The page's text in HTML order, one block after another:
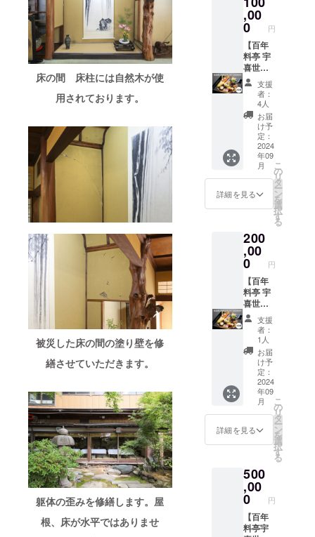
床の間 床柱には自然木が使
用されております。
被災した床の間の塗り壁を修
繕させていただきます。
躯体の歪みを修繕します。屋
根、床が水平ではありませ
合】 以
下の内
容を備
ご記載
くださ
い。 送
付先の
お名
前： 送
付先ご
住所：
送付先
電話番
号： 送
り主の
お名
前： 送
-----------
-----------
-----------
-------
事をし
たお庭
を眺め
ること
が出来
る個室
をご用
意致し
ます。
（当日
の予約
状況に
よりご
用意で
きない
場合が
ござい
ま
満のお
子様は
無料。
2〜6歳
のお子
様には
お子様
メ
ニュー
をご用
意しま
す（当
日、別
途3,000
円/人い
ただき
ます）
■ご支援
者様の
名）を
公式HP
でご紹
介させ
ていた
だきま
（法人
名）を
公式HP
でご紹
介させ
ていた
だきま
す。備
考欄へ
希望名
をご記
入くだ
さい
（辞退
される
場合は
その旨
ご記入
掲載期
間：
2024年
9月15日
から1年
間掲載
＊掲載
方法：
文字の
材料及
び添加
物等の
食品表
示はお
届け商
品のラ
ベルに
表記さ
品開封
前には
必ずお
届のリ
ターン
に貼付
す。 ■
ご支援
者様の
お名前
（法人
名）を
公式HP
でご紹
介させ
ていた
だきま
す。備
考欄へ
希望名
をご記
入くだ
さい
（辞退
その旨
ご記入
くださ
い） ＊
掲載期
間：
2024年
9月15日
から1年
間掲載
＊掲載
方法：
文字の
のリ
ターン
は、応
援プラ
ン
20,000
円、
50,000
円、
500,000
円、
,00
0 円
【百年
料亭 宇
喜世
夜会席
ご招待
プラン
Ｂ＜2名
様＞】
■心から
感謝の
気持ち
を込め
てお礼
のメー
ルを送
だきま
す。 ■
宇喜世
で
15,000
円相当
の会席
料理を2
名ご招
待。
（有効
期限
2025年
3月末
日） ＊
2024年
9月頃、
夜会席
ご招待
ていた
だきま
す。 ＊
夜会席
営業時
間：
支援
者：
4人
お届
け予
定：
2024
年09
月
詳細を見る
こ
の
リ
タ
ー
ン
を
選
択
す
る
200
,00
0 円
【百年
料亭 宇
喜世
夜会席
ご招待
プラン
Ｃ＜4名
様＞】
■心から
感謝の
気持ち
を込め
てお礼
のメー
ルを送
だきま
す。 ■
宇喜世
で
15,000
円相当
支援
者：
1人
お届
け予
定：
2024
年09
月
詳細を見る
こ
の
リ
タ
ー
ン
を
選
択
す
る
500
,00
0 円
【百年
料亭宇